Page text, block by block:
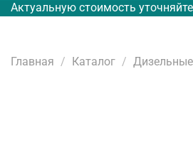
Актуальную стоимость
Главная Каталог